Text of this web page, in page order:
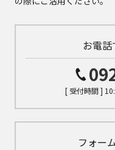
お電
[ 受付時間 ]
フォー